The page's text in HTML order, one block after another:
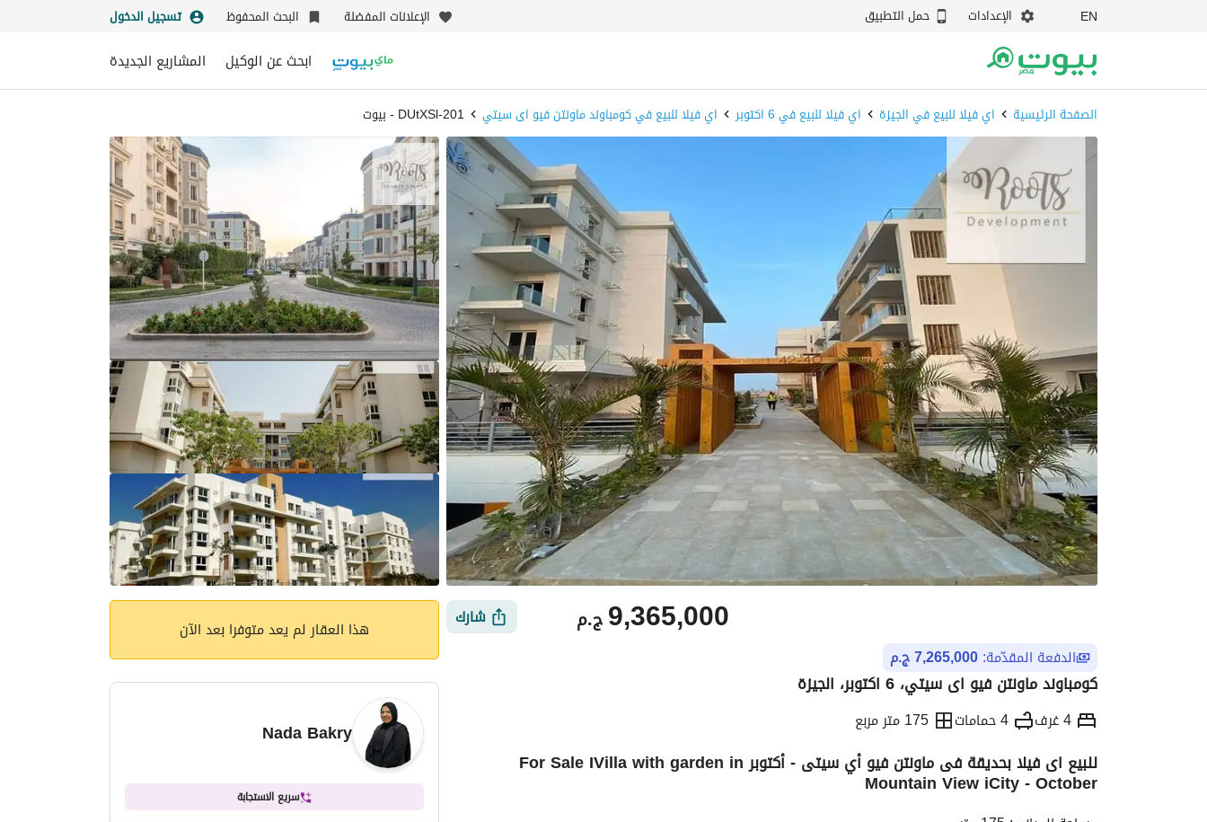
EN الإعدادات حمل التطبيق الإعلانات المفضلة البحث المحفوظ تسجيل الدخول
ابحث عن الوكيل المشاريع الجديدة
الصفحة الرئيسية اي فيلا للبيع في الجيزة اي فيلا للبيع في 6 اكتوبر اي فيلا للبيع في كومباوند ماونتن فيو اى سيتي 201-DUtXSl - بيوت
ج.م9,365,000 شارك
الدفعة المقدّمة: 7,265,000 ج.م
كومباوند ماونتن فيو اى سيتي، 6 اكتوبر، الجيزة
4 غرف 4 حمامات 175 متر مربع
التفاصيل الاتجاهات والمؤشرات الموقع والأماكن القريبة
للبيع اى فيلا بحديقة فى ماونتن فيو أي سيتى - أكتوبر For Sale IVilla with garden in
Mountain View iCity - October
هذا العقار لم يعد متوفرا بعد الآن
Nada Bakry
سريع الاستجابة